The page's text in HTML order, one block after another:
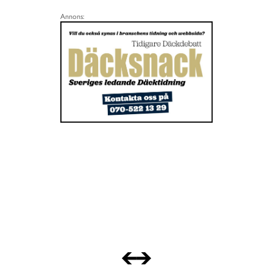
Annons: